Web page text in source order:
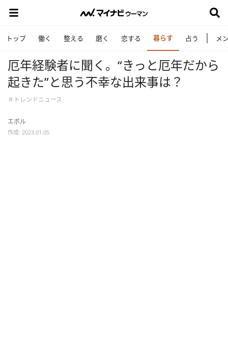
トップ 働く 整える 磨く 恋する 暮らす 占う メ
厄年経験者に聞く。“きっと厄年だから
起きた”と思う不幸な出来事は？
＃トレンドニュース
エボル
作成: 2023.01.05